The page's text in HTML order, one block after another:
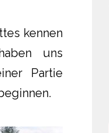
kennen
uns
Partie